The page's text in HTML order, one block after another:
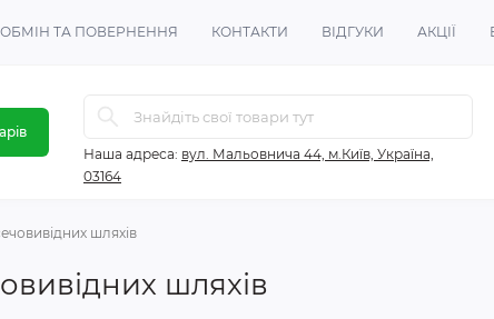
ОБМІН ТА ПОВЕРНЕННЯ КОНТАКТИ ВІДГУКИ АКЦІЇ
Наша адреса: вул. Мальовнича 44, м.Київ, Україна,
03164
шляхів
шляхів